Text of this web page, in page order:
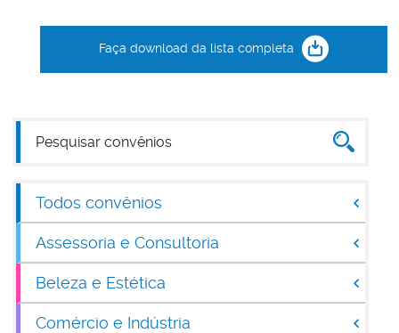
Faça download da lista completa
Todos convênios
Assessoria e Consultoria
Beleza e Estética
Comércio e Indústria